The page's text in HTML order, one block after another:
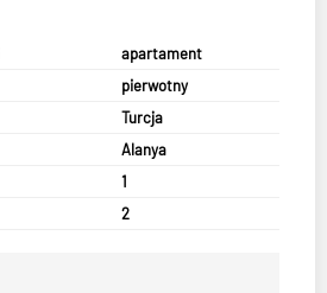
apartament
pierwotny
Turcja
Alanya
1
2